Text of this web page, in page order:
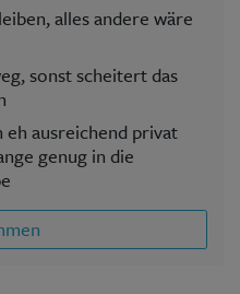
alles andere wäre
sonst scheitert das
ausreichend privat
genug in die